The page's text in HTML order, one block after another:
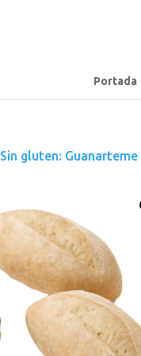
Portada
Sin gluten: Guanarteme